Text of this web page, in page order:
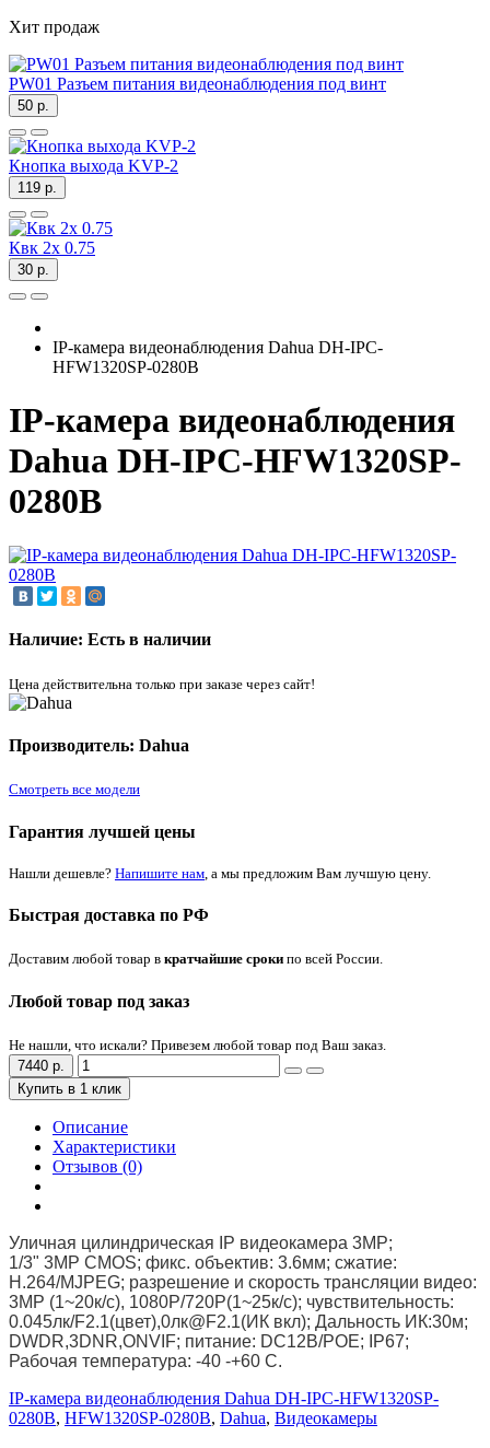
Хит продаж
PW01 Разъем питания видеонаблюдения под винт
50 р.
Кнопка выхода KVP-2
119 р.
Квк 2х 0.75
30 р.
IP-камера видеонаблюдения Dahua DH-IPC-
HFW1320SP-0280B
IP-камера видеонаблюдения
Dahua DH-IPC-HFW1320SP-
0280B
Наличие: Есть в наличии
Цена действительна только при заказе через сайт!
Производитель: Dahua
Смотреть все модели
Гарантия лучшей цены
Нашли дешевле? Напишите нам , а мы предложим Вам лучшую цену.
Быстрая доставка по РФ
Доставим любой товар в кратчайшие сроки по всей России.
Любой товар под заказ
Не нашли, что искали? Привезем любой товар под Ваш заказ.
7440 р.
Купить в 1 клик
Описание
Характеристики
Отзывов (0)
Уличная цилиндрическая IP видеокамера 3MP;
1/3" 3MP CMOS; фикс. объектив: 3.6мм; сжатие:
H.264/MJPEG; разрешение и скорость трансляции видео:
3MP (1~20к/с), 1080P/720P(1~25к/c); чувствительность:
0.045лк/F2.1(цвет),0лк@F2.1(ИК вкл); Дальность ИК:30м;
DWDR,3DNR,ONVIF; питание: DC12В/PОE; IP67;
Рабочая температура: -40 -+60 С.
IP-камера видеонаблюдения Dahua DH-IPC-HFW1320SP-
0280B, HFW1320SP-0280B, Dahua, Видеокамеры